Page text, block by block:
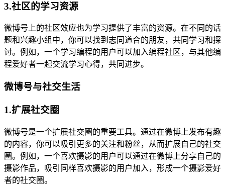
3.社区的学习资源
微博号上的社区效应也为学习提供了丰富的资源。在不同的话
题和兴趣小组中，你可以找到志同道合的朋友，共同学习和探
讨。例如，一个学习编程的用户可以加入编程社区，与其他编
程爱好者一起交流学习心得，共同进步。
微博号与社交生活
1.扩展社交圈
微博号是一个扩展社交圈的重要工具。通过在微博上发布有趣
的内容，你可以吸引更多的关注和粉丝，从而扩展自己的社交
圈。例如，一个喜欢摄影的用户可以通过在微博上分享自己的
摄影作品，吸引同样喜欢摄影的用户加入，形成一个摄影爱好
者的社交圈。